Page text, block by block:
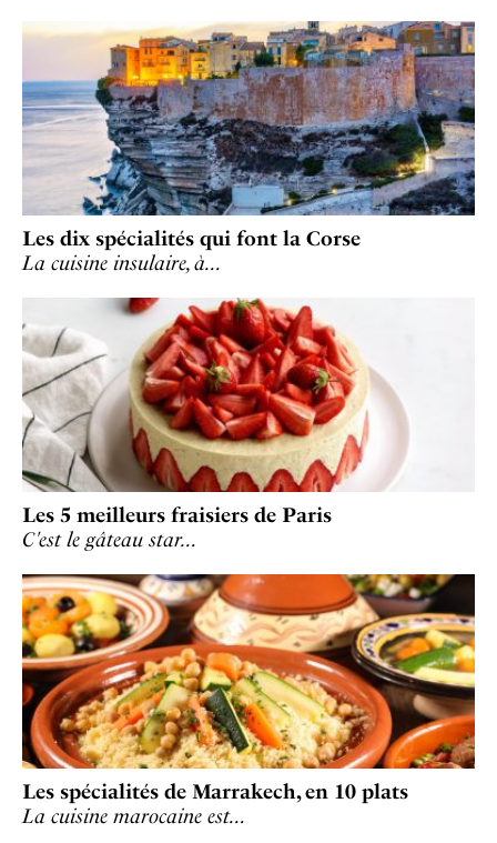
Les dix spécialités qui font la Corse
La cuisine insulaire, à…
Les 5 meilleurs fraisiers de Paris
C'est le gâteau star…
Les spécialités de Marrakech, en 10 plats
La cuisine marocaine est…